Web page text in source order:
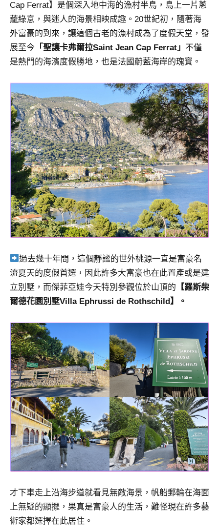
遊
書
作
各
發
及
活
動
主
持、
學
校
企
業
講
座、
部
落
及
旅
遊
雜
專
欄、
觀
光
局
合
作
達
人
對
象。
★
Cap Ferrat】是個深入地中海的漁村半島，島上一片蔥
蘢綠意，與迷人的海景相映成趣。20世紀初，隨著海
外富豪的到來，讓這個古老的漁村成為了度假天堂，發
展至今 「聖讓卡弗爾拉Saint Jean Cap Ferrat」 不僅
是熱門的海濱度假勝地，也是法國蔚藍海岸的瑰寶。
過去幾十年間，這個靜謐的世外桃源一直是富豪名
流夏天的度假首選，因此許多大富豪也在此置產或是建
立別墅，而傑菲亞娃今天特別參觀位於山頂的 【羅斯柴
爾德花園別墅Villa Ephrussi de Rothschild】。
才下車走上沿海步道就看見無敵海景，帆船郵輪在海面
上無疑的顯擺，果真是富豪人的生活，難怪現在許多藝
術家都選擇在此居住。